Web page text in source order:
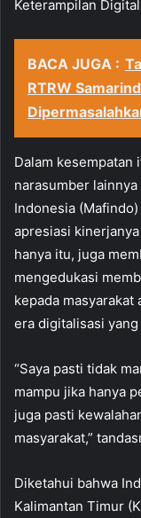
Keterampilan
BACA JUGA :
RTRW
Dalam kesempatan
narasumber
Indonesia
apresiasi
hanya itu, juga
mengedukasi
kepada masyarakat
era digitalisasi yang
“Saya pasti tidak
mampu jika hanya
juga pasti
masyarakat,”
Diketahui bahwa
Kalimantan Timur